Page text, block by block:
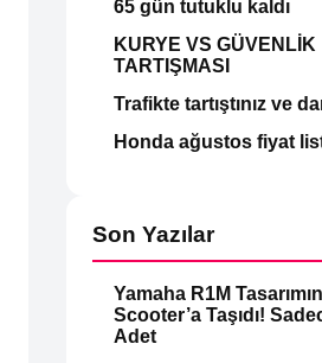
65 gün tutuklu kaldı
KURYE VS GÜVENLİK
TARTIŞMASI
Trafikte tartıştınız ve
Honda ağustos fiyat
Son Yazılar
Yamaha R1M
Scooter’a Taşıdı!
Adet